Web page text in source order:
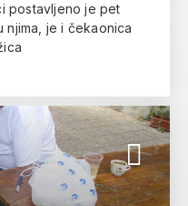
postavljeno je pet
njima, je i čekaonica